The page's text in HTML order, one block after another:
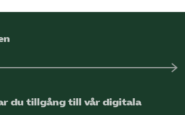
du tillgång till vår digitala